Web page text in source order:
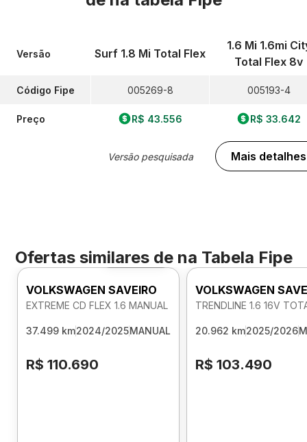
Versão
Código Fipe
Preço
Surf 1.8 Mi Total Flex
005269-8
R$ 43.556
Versão pesquisada
1.6 Mi 1.6mi
Total Flex 8v
005193-4
R$ 33.642
Mais detalhes
Ofertas similares de na Tabela Fipe
Foto 360º
VOLKSWAGEN SAVEIRO
EXTREME CD FLEX 1.6 MANUAL
37.499 km2024/2025MANUAL
R$ 110.690
VOLKSWAGEN
TRENDLINE 1.6 16V
20.962 km2025/2026
R$ 103.490